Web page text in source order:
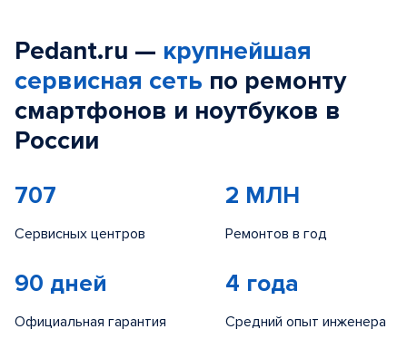
Pedant.ru — крупнейшая
сервисная сеть по ремонту
смартфонов и ноутбуков в
России
707
Сервисных центров
2 МЛН
Ремонтов в год
90 дней
Официальная гарантия
4 года
Средний опыт инженера